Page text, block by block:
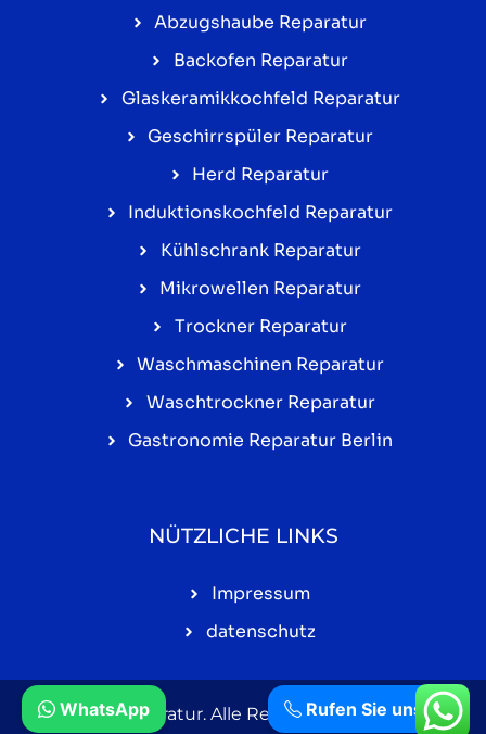
Abzugshaube Reparatur
Backofen Reparatur
Glaskeramikkochfeld Reparatur
Geschirrspüler Reparatur
Herd Reparatur
Induktionskochfeld Reparatur
Kühlschrank Reparatur
Mikrowellen Reparatur
Trockner Reparatur
Waschmaschinen Reparatur
Waschtrockner Reparatur
Gastronomie Reparatur Berlin
NÜTZLICHE LINKS
Impressum
datenschutz
© Top Reparatur. Alle Rechte vorbehalten.
Rufen Sie uns an
WhatsApp